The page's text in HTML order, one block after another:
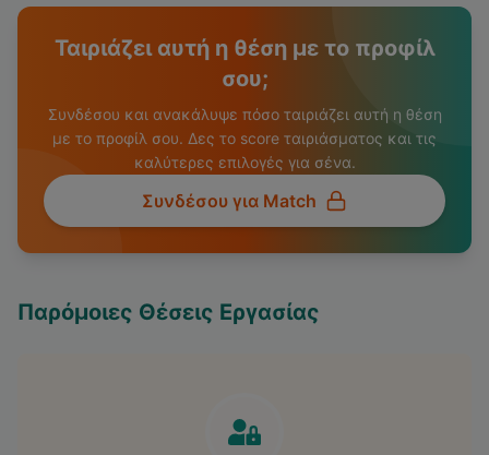
Ταιριάζει αυτή η θέση με το προφίλ
σου;
Συνδέσου και ανακάλυψε πόσο ταιριάζει αυτή η θέση
με το προφίλ σου. Δες το score ταιριάσματος και τις
καλύτερες επιλογές για σένα.
Συνδέσου για Match
Παρόμοιες Θέσεις Εργασίας